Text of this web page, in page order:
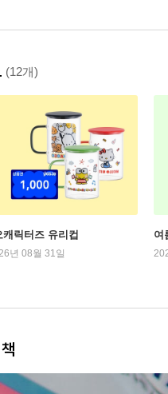
(12개)
릭터즈 유리컵
년 08월 31일
여